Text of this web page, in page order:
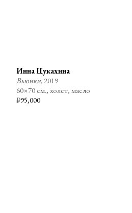
₽95,000
Инна Цукахина
Вьюнки,2019
60×70 см., холст, масло